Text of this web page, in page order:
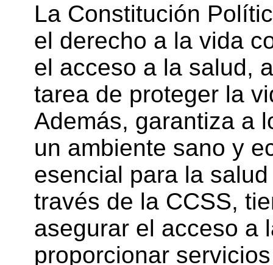
La Constitución
el derecho a la vida
el acceso a la salud,
tarea de proteger la
Además, garantiza a
un ambiente sano y
esencial para la
través de la CCSS,
asegurar el acceso a
proporcionar